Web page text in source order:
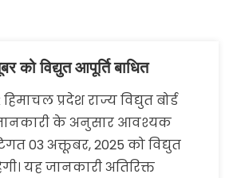
को विद्युत आपूर्ति बाधित
प्रदेश राज्य विद्युत बोर्ड
के अनुसार आवश्यक
03 अक्तूबर, 2025 को विद्युत
यह जानकारी अतिरिक्त